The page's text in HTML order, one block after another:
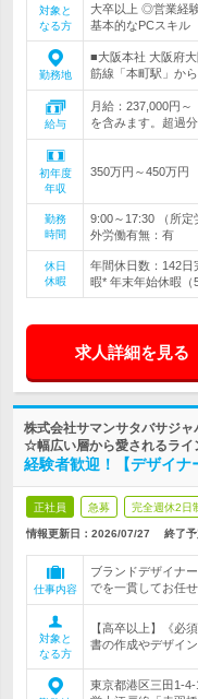
対象と
なる方
大卒以上 ◎営業経
基本的なPCスキル
勤務地
■大阪本社 大阪府
筋線「本町駅」か
給与
月給：237,000円～
を含みます。超過
初年度
年収
350万円～450万円
勤務
時間
9:00～17:30 （所定
外労働有無：有
休日
休暇
年間休日数：142日
暇* 年末年始休暇（
求人詳細を見る
株式会社サマンサタバサジ
☆幅広い層から愛されるライ
経験者歓迎！【デザイ
正社員 急募 完全週休2日
情報更新日：2026/07/27 終了予
仕事内容
ブランドデザイナ
でを一貫してお任せ
対象と
なる方
【高卒以上】《必
書の作成やデザイ
東京都港区三田1-